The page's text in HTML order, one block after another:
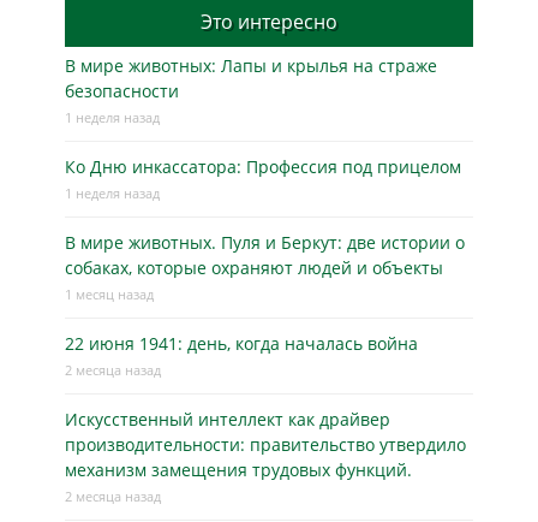
Это интересно
В мире животных: Лапы и крылья на страже
безопасности
1 неделя назад
Ко Дню инкассатора: Профессия под прицелом
1 неделя назад
В мире животных. Пуля и Беркут: две истории о
собаках, которые охраняют людей и объекты
1 месяц назад
22 июня 1941: день, когда началась война
2 месяца назад
Искусственный интеллект как драйвер
производительности: правительство утвердило
механизм замещения трудовых функций.
2 месяца назад